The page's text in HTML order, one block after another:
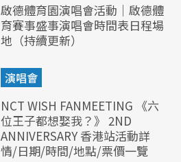
啟德體育園演唱會活動｜啟德體
育賽事盛事演唱會時間表日程場
地（持續更新）
演唱會
NCT WISH FANMEETING 《六
位王子都想娶我？》 2ND
ANNIVERSARY 香港站活動詳
情/日期/時間/地點/票價一覽